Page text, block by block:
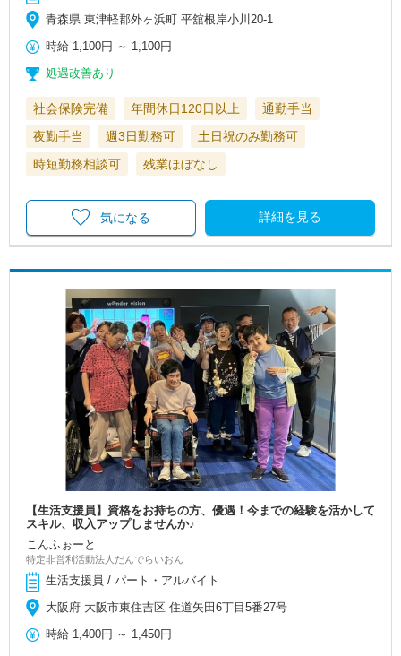
青森県 東津軽郡外ヶ浜町 平舘根岸小川20-1
時給 1,100円 ～ 1,100円
処遇改善あり
社会保険完備 年間休日120日以上
通勤手当
夜勤手当
週3日勤務可
土日祝のみ勤務可
時短勤務相談可
残業ほぼなし
詳細を見る
気になる
【生活支援員】資格をお持ちの方、優遇！今までの経験を活かして
スキル、収入アップしませんか♪
こんふぉーと
特定非営利活動法人だんでらいおん
生活支援員 / パート・アルバイト
大阪府 大阪市東住吉区 住道矢田6丁目5番27号
時給 1,400円 ～ 1,450円